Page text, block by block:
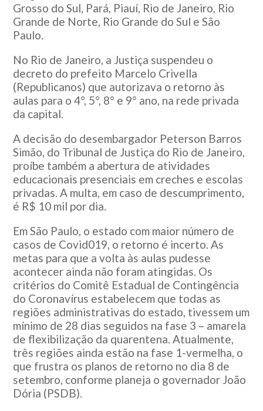
Grosso do Sul, Pará, Piauí, Rio de Janeiro, Rio
Grande de Norte, Rio Grande do Sul e São
Paulo.
No Rio de Janeiro, a Justiça suspendeu o
decreto do prefeito Marcelo Crivella
(Republicanos) que autorizava o retorno às
aulas para o 4°, 5°, 8° e 9° ano, na rede privada
da capital.
A decisão do desembargador Peterson Barros
Simão, do Tribunal de Justiça do Rio de Janeiro,
proíbe também a abertura de atividades
educacionais presenciais em creches e escolas
privadas. A multa, em caso de descumprimento,
é R$ 10 mil por dia.
Em São Paulo, o estado com maior número de
casos de Covid019, o retorno é incerto. As
metas para que a volta às aulas pudesse
acontecer ainda não foram atingidas. Os
critérios do Comitê Estadual de Contingência
do Coronavírus estabelecem que todas as
regiões administrativas do estado, tivessem um
mínimo de 28 dias seguidos na fase 3 – amarela
de flexibilização da quarentena. Atualmente,
três regiões ainda estão na fase 1-vermelha, o
que frustra os planos de retorno no dia 8 de
setembro, conforme planeja o governador João
Dória (PSDB).